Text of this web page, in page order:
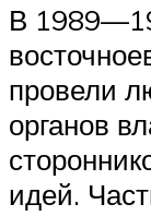
В
провели
органов
идей.